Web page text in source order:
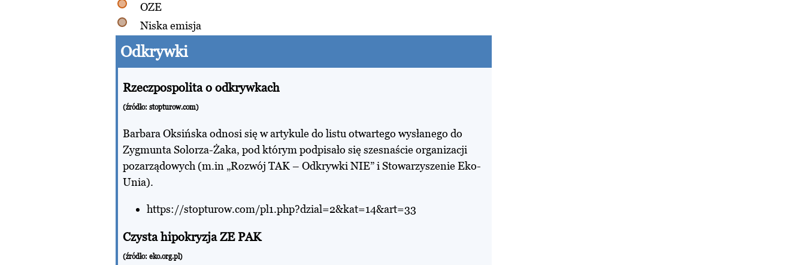
OZE
Niska emisja
Odkrywki
Rzeczpospolita o odkrywkach
(źródło: stopturow.com)
Barbara Oksińska odnosi się w artykule do listu otwartego wysłanego do
Zygmunta Solorza-Żaka, pod którym podpisało się szesnaście organizacji
pozarządowych (m.in „Rozwój TAK – Odkrywki NIE” i Stowarzyszenie Eko-
Unia).
https://stopturow.com/pl1.php?dzial=2&kat=14&art=33
Czysta hipokryzja ZE PAK
(źródło: eko.org.pl)